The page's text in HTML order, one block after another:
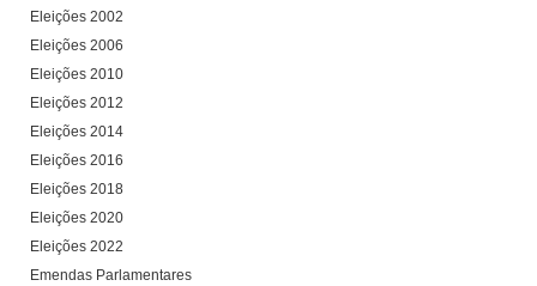
Eleições 2002
Eleições 2006
Eleições 2010
Eleições 2012
Eleições 2014
Eleições 2016
Eleições 2018
Eleições 2020
Eleições 2022
Emendas Parlamentares